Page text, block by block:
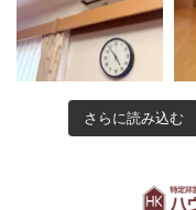
さらに読み込む